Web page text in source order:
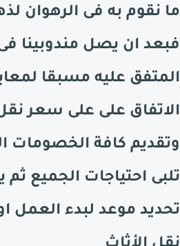
ما نقوم به فى الرهوان
فبعد ان يصل مندوبينا
المتفق عليه مسبقا
الاتفاق على على سعر
وتقديم كافة الخصومات
تلبى احتياجات الجميع ثم
تحديد موعد لبدء العمل